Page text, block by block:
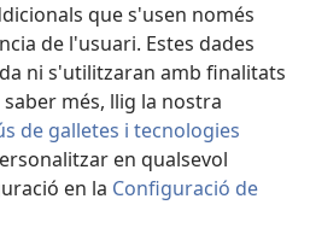
que s'usen només
de l'usuari. Estes dades
ni s'utilitzaran amb finalitats
més, llig la nostra
de galletes i tecnologies
en qualsevol
en la Configuració de
and Tract Society of Pennsylvania.